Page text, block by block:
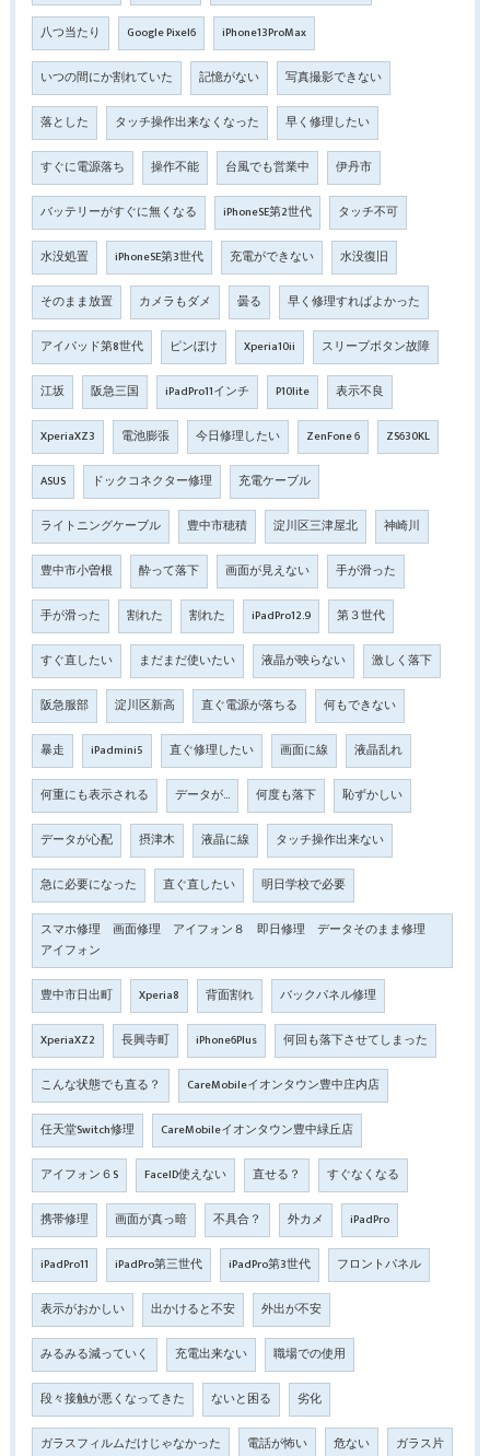
八つ当たり Google Pixel6 iPhone13ProMax
いつの間にか割れていた 記憶がない 写真撮影できない
落とした タッチ操作出来なくなった 早く修理したい
すぐに電源落ち 操作不能 台風でも営業中 伊丹市
バッテリーがすぐに無くなる iPhoneSE第2世代 タッチ不可
水没処置 iPhoneSE第3世代 充電ができない 水没復旧
そのまま放置 カメラもダメ 曇る 早く修理すればよかった
アイパッド第8世代 ピンぼけ Xperia10ii スリープボタン故障
江坂 阪急三国 iPadPro11インチ P10lite 表示不良
XperiaXZ3 電池膨張 今日修理したい ZenFone 6 ZS630KL
ASUS ドックコネクター修理 充電ケーブル
ライトニングケーブル 豊中市穂積 淀川区三津屋北 神崎川
豊中市小曽根 酔って落下 画面が見えない 手が滑った
手が滑った 割れた 割れた iPadPro12.9 第３世代
すぐ直したい まだまだ使いたい 液晶が映らない 激しく落下
阪急服部 淀川区新高 直ぐ電源が落ちる 何もできない
暴走 iPadmini5 直ぐ修理したい 画面に線 液晶乱れ
何重にも表示される データが… 何度も落下 恥ずかしい
データが心配 摂津木 液晶に線 タッチ操作出来ない
急に必要になった 直ぐ直したい 明日学校で必要
スマホ修理 画面修理 アイフォン８ 即日修理 データそのまま修理
アイフォン
豊中市日出町 Xperia8 背面割れ バックパネル修理
XperiaXZ2 長興寺町 iPhone6Plus 何回も落下させてしまった
こんな状態でも直る？ CareMobileイオンタウン豊中庄内店
任天堂Switch修理 CareMobileイオンタウン豊中緑丘店
アイフォン６S FaceID使えない 直せる？ すぐなくなる
携帯修理 画面が真っ暗 不具合？ 外カメ iPadPro
iPadPro11 iPadPro第三世代 iPadPro第3世代 フロントパネル
表示がおかしい 出かけると不安 外出が不安
みるみる減っていく 充電出来ない 職場での使用
段々接触が悪くなってきた ないと困る 劣化
ガラスフィルムだけじゃなかった 電話が怖い 危ない ガラス片